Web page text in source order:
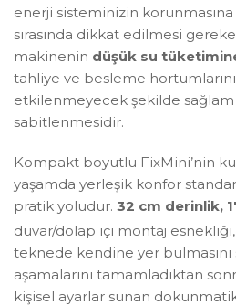
enerji sisteminizin korunmasına
sırasında dikkat edilmesi
makinenin düşük su
tahliye ve besleme
etkilenmeyecek şekilde
sabitlenmesidir.
Kompakt boyutlu FixMini’nin
yaşamda yerleşik konfor
pratik yoludur. 32 cm derinlik,
duvar/dolap içi montaj esnekliği
teknede kendine yer
aşamalarını tamamladıktan
kişisel ayarlar sunan